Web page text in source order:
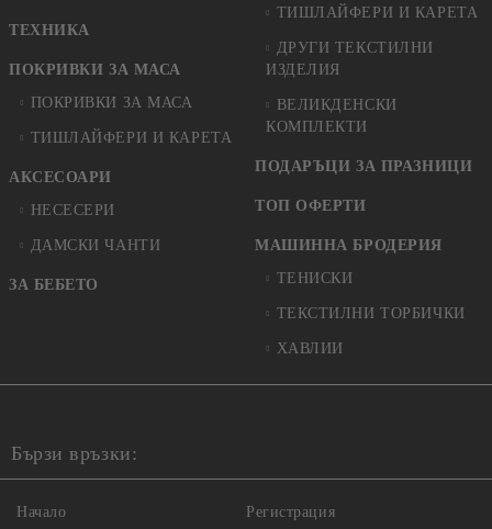
ТЕХНИКА
ПОКРИВКИ ЗА МАСА
ПОКРИВКИ ЗА МАСА
ТИШЛАЙФЕРИ И КАРЕТА
АКСЕСОАРИ
НЕСЕСЕРИ
ДАМСКИ ЧАНТИ
ЗА БЕБЕТО
ТИШЛАЙФЕРИ И КАРЕТА
ДРУГИ ТЕКСТИЛНИ
ИЗДЕЛИЯ
ВЕЛИКДЕНСКИ
КОМПЛЕКТИ
ПОДАРЪЦИ ЗА ПРАЗНИЦИ
ТОП ОФЕРТИ
МАШИННА БРОДЕРИЯ
ТЕНИСКИ
ТЕКСТИЛНИ ТОРБИЧКИ
ХАВЛИИ
Бързи връзки:
Начало Регистрация